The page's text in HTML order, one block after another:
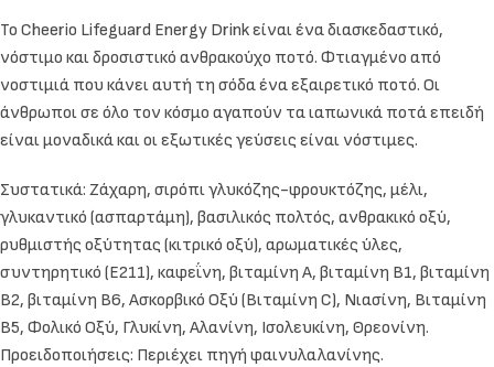
Το Cheerio Lifeguard Energy Drink είναι ένα διασκεδαστικό,
νόστιμο και δροσιστικό ανθρακούχο ποτό. Φτιαγμένο από
νοστιμιά που κάνει αυτή τη σόδα ένα εξαιρετικό ποτό. Οι
άνθρωποι σε όλο τον κόσμο αγαπούν τα ιαπωνικά ποτά επειδή
είναι μοναδικά και οι εξωτικές γεύσεις είναι νόστιμες.
Συστατικά: Ζάχαρη, σιρόπι γλυκόζης-φρουκτόζης, μέλι,
γλυκαντικό (ασπαρτάμη), βασιλικός πολτός, ανθρακικό οξύ,
ρυθμιστής οξύτητας (κιτρικό οξύ), αρωματικές ύλες,
συντηρητικό (Ε211), καφεΐνη, βιταμίνη Α, βιταμίνη Β1, βιταμίνη
Β2, βιταμίνη Β6, Ασκορβικό Οξύ (Βιταμίνη C), Νιασίνη, Βιταμίνη
Β5, Φολικό Οξύ, Γλυκίνη, Αλανίνη, Ισολευκίνη, Θρεονίνη.
Προειδοποιήσεις: Περιέχει πηγή φαινυλαλανίνης.